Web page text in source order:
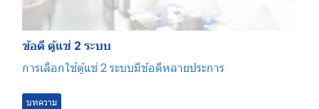
ข้อดี ตู้แช่ 2 ระบบ
การเลือกใช้ตู้แช่ 2 ระบบมีข้อดีหลายประการ
บทความ